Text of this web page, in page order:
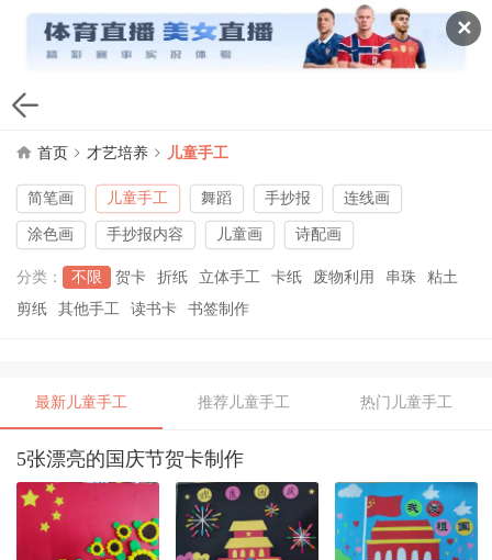
✕
首页 才艺培养 儿童手工
简笔画 儿童手工 舞蹈 手抄报 连线画
涂色画 手抄报内容 儿童画 诗配画
分类： 不限 贺卡 折纸 立体手工 卡纸 废物利用 串珠
粘土
剪纸
其他手工 读书卡 书签制作
最新儿童手工 推荐儿童手工 热门儿童手工
5张漂亮的国庆节贺卡制作